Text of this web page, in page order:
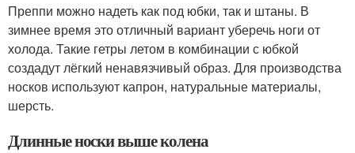
Преппи можно надеть как под юбки, так и штаны. В
зимнее время это отличный вариант уберечь ноги от
холода. Такие гетры летом в комбинации с юбкой
создадут лёгкий ненавязчивый образ. Для производства
носков используют капрон, натуральные материалы,
шерсть.
Длинные носки выше колена